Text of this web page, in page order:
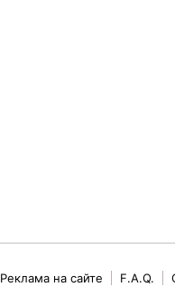
Реклама на сайте F.A.Q.